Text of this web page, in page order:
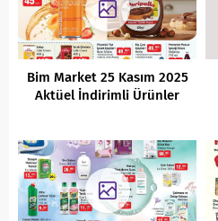
Bim Market 25 Kasım 2025
Aktüel İndirimli Ürünler